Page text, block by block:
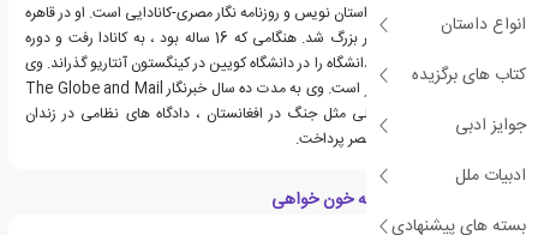
انواع داستان
کتاب های برگزیده
جوایز ادبی
ادبیات ملل
بسته های پیشنهادی
عمر العقاد متولد 1982 ، داستان نویس و روزنامه نگار مصری-کانادایی است. او در قاهره
متولد شد و در دوحه قطر بزرگ شد. هنگامی که 16 ساله بود ، به کانادا رفت و دوره
دبیرستان را در مونترال و دانشگاه را در دانشگاه کویین در کینگستون آنتاریو گذراند. وی
دارای مدرک علوم کامپیوتر است. وی به مدت ده سال خبرنگار The Globe and Mail
بود ، و در آنجا به مسائلی مثل جنگ در افغانستان ، دادگاه های نظامی در زندان
گوانتانامو و بهار عربی در مصر پرداخت.
ویژگی های کتاب فرشته خون خواهی